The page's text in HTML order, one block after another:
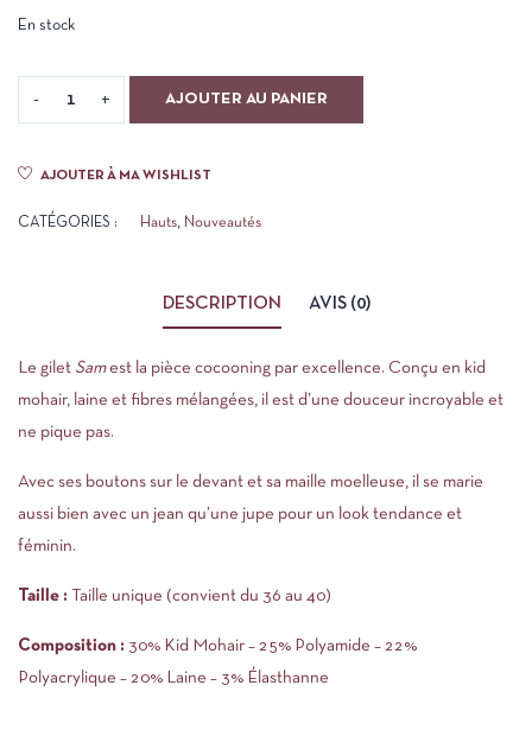
En stock
AJOUTER AU PANIER
AJOUTER À MA WISHLIST
CATÉGORIES : Hauts, Nouveautés
DESCRIPTION AVIS (0)
Le gilet Samest la pièce cocooning par excellence. Conçu en kid
mohair, laine et fibres mélangées, il est d’une douceur incroyable et
ne pique pas.
Avec ses boutons sur le devant et sa maille moelleuse, il se marie
aussi bien avec un jean qu’une jupe pour un look tendance et
féminin.
Taille : Taille unique (convient du 36 au 40)
Composition : 30% Kid Mohair – 25% Polyamide – 22%
Polyacrylique – 20% Laine – 3% Élasthanne